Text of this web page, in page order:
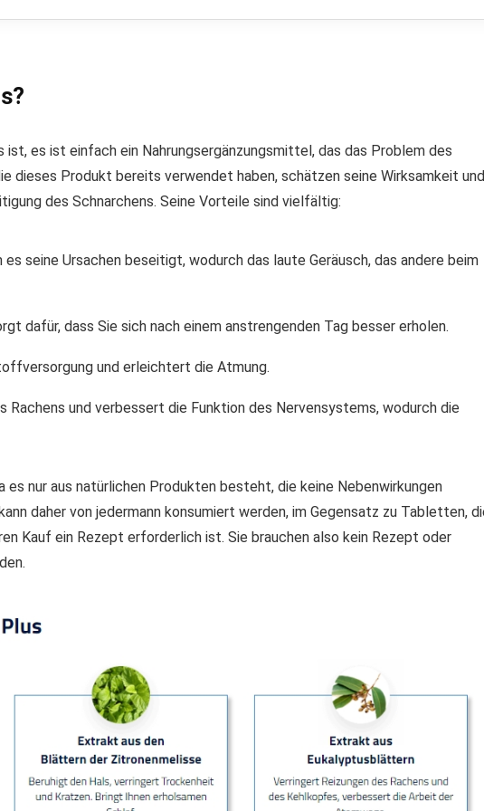
es ist einfach ein Nahrungsergänzungsmittel, das das Problem des
dieses Produkt bereits verwendet haben, schätzen seine Wirksamkeit und
des Schnarchens. Seine Vorteile sind vielfältig:
seine Ursachen beseitigt, wodurch das laute Geräusch, das andere beim
dafür, dass Sie sich nach einem anstrengenden Tag besser erholen.
und erleichtert die Atmung.
Rachens und verbessert die Funktion des Nervensystems, wodurch die
nur aus natürlichen Produkten besteht, die keine Nebenwirkungen
daher von jedermann konsumiert werden, im Gegensatz zu Tabletten,
Kauf ein Rezept erforderlich ist. Sie brauchen also kein Rezept oder